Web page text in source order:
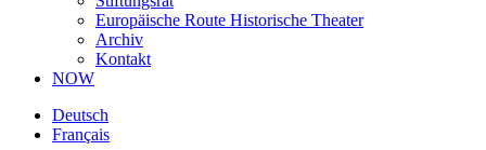
Europäische Route Historische Theater
Archiv
Kontakt
NOW
Deutsch
Français